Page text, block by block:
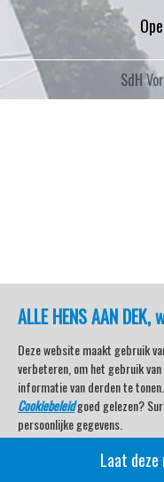
ALLE HENS AAN
Deze website maakt gebruik
verbeteren, om het gebruik
informatie van derden te
Cookiebeleidgoed gelezen?
persoonlijke gegevens.
Veel kijkplezier metLaat
SdH